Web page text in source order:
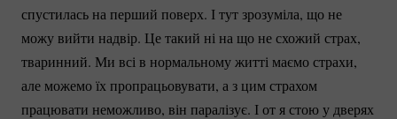
спустилась на перший поверх. І тут зрозуміла, що не
можу вийти надвір. Це такий ні на що не схожий страх,
тваринний. Ми всі в нормальному житті маємо страхи,
але можемо їх пропрацьовувати, а з цим страхом
працювати неможливо, він паралізує. І от я стою у дверях